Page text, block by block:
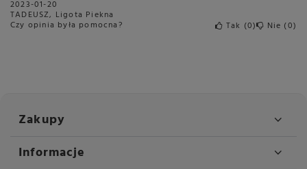
2023-01-20
TADEUSZ, Ligota Piekna
Czy opinia była pomocna? Tak 0 Nie 0
Zakupy
Informacje